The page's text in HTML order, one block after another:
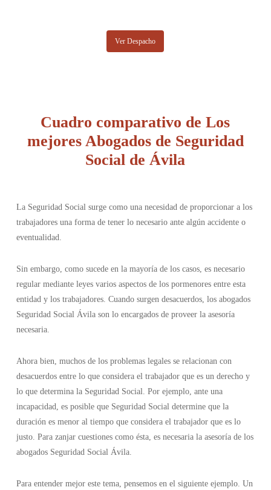
Ver Despacho
Cuadro comparativo de Los
mejores Abogados de Seguridad
Social de Ávila
La Seguridad Social surge como una necesidad de proporcionar a los
trabajadores una forma de tener lo necesario ante algún accidente o
eventualidad.
Sin embargo, como sucede en la mayoría de los casos, es necesario
regular mediante leyes varios aspectos de los pormenores entre esta
entidad y los trabajadores. Cuando surgen desacuerdos, los abogados
Seguridad Social Ávila son lo encargados de proveer la asesoría
necesaria.
Ahora bien, muchos de los problemas legales se relacionan con
desacuerdos entre lo que considera el trabajador que es un derecho y
lo que determina la Seguridad Social. Por ejemplo, ante una
incapacidad, es posible que Seguridad Social determine que la
duración es menor al tiempo que considera el trabajador que es lo
justo. Para zanjar cuestiones como ésta, es necesaria la asesoría de los
abogados Seguridad Social Ávila.
Para entender mejor este tema, pensemos en el siguiente ejemplo. Un